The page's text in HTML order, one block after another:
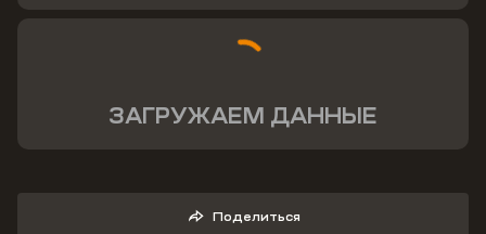
ЗАГРУЖАЕМ ДАННЫЕ
Поделиться